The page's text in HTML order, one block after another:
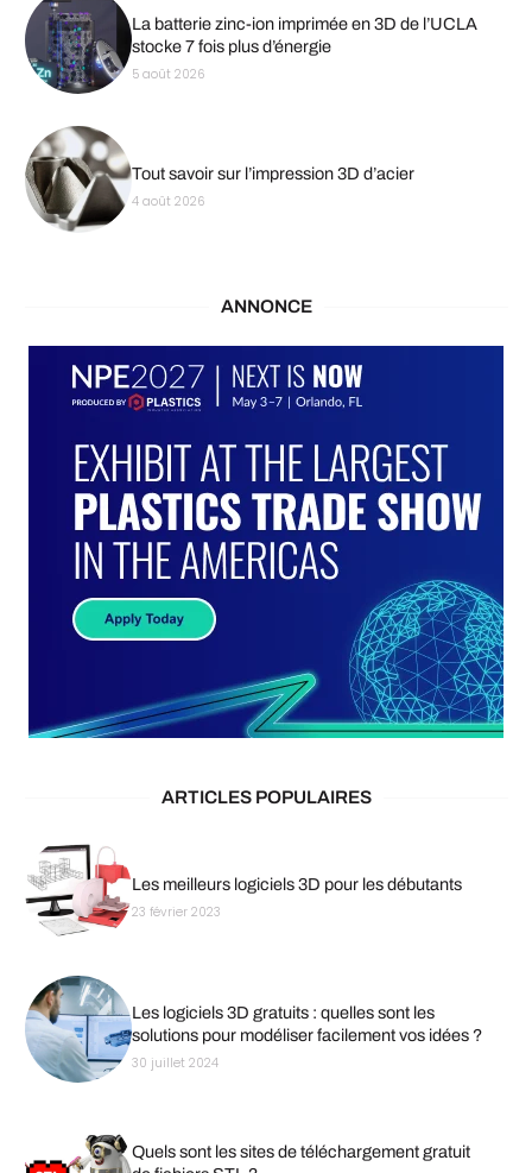
La batterie zinc-ion imprimée en 3D de l’UCLA
stocke 7 fois plus d’énergie
5 août 2026
Tout savoir sur l’impression 3D d’acier
4 août 2026
ANNONCE
ARTICLES POPULAIRES
Les meilleurs logiciels 3D pour les débutants
23 février 2023
Les logiciels 3D gratuits : quelles sont les
solutions pour modéliser facilement vos idées ?
30 juillet 2024
Quels sont les sites de téléchargement gratuit